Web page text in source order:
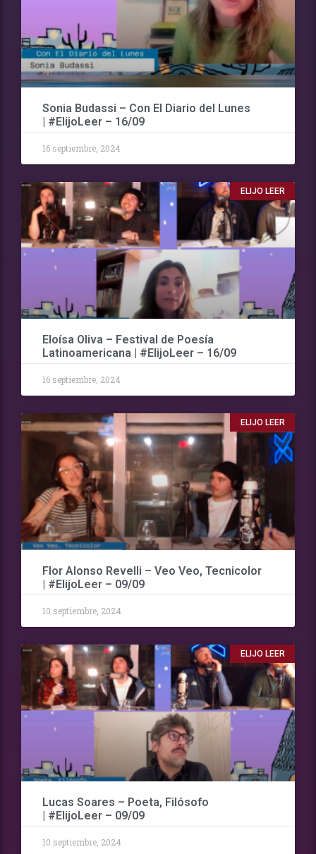
Sonia Budassi – Con El Diario del Lunes
| #ElijoLeer – 16/09
16 septiembre, 2024
ELIJO LEER
Eloísa Oliva – Festival de Poesía
Latinoamericana | #ElijoLeer – 16/09
16 septiembre, 2024
ELIJO LEER
Flor Alonso Revelli – Veo Veo, Tecnicolor
| #ElijoLeer – 09/09
10 septiembre, 2024
ELIJO LEER
Lucas Soares – Poeta, Filósofo
| #ElijoLeer – 09/09
10 septiembre, 2024